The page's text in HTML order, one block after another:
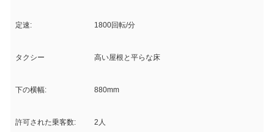
定速: 1800回転/分
タクシー 高い屋根と平らな床
下の横幅: 880mm
許可された乗客数: 2人